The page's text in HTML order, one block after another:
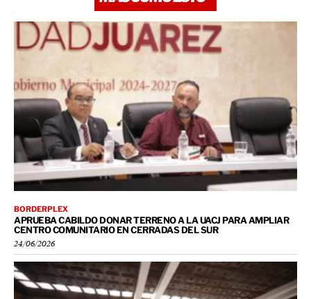
BORDERPLEX
APRUEBA CABILDO DONAR TERRENO A LA UACJ PARA AMPLIAR
CENTRO COMUNITARIO EN CERRADAS DEL SUR
24/06/2026